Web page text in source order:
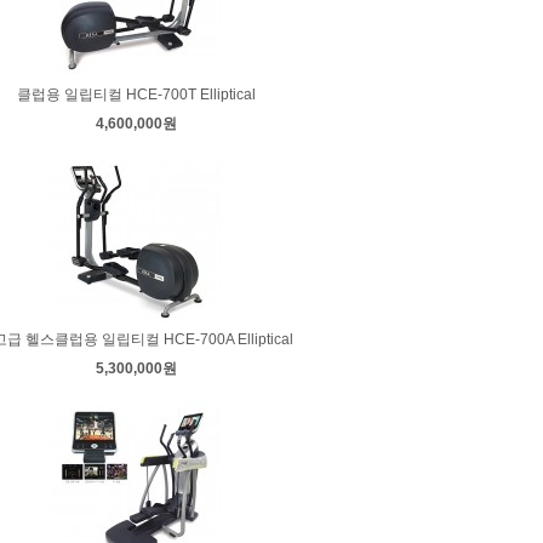
클럽용 일립티컬 HCE-700T Elliptical
4,600,000원
급 헬스클럽용 일립티컬 HCE-700A Elliptical
5,300,000원